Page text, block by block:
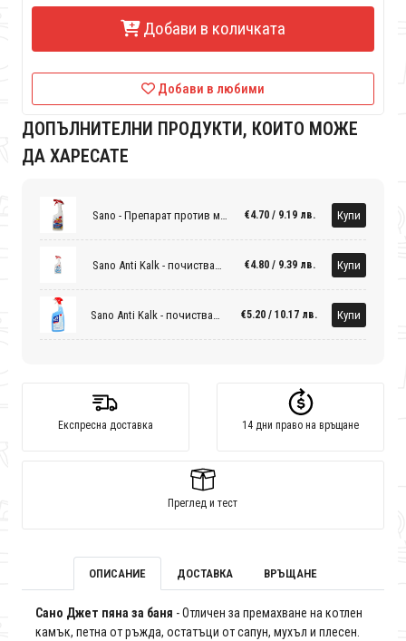
Добави в количката
Добави в любими
ДОПЪЛНИТЕЛНИ ПРОДУКТИ, КОИТО МОЖЕ
ДА ХАРЕСАТЕ
€4.70 / 9.19 лв. Купи
€4.80 / 9.39 лв. Купи
€5.20 / 10.17 лв. Купи
Експресна доставка 14 дни право на връщане
Преглед и тест
ОПИСАНИЕ ДОСТАВКА ВРЪЩАНЕ
Сано Джет пяна за баня - Отличен за премахване на котлен
камък, петна от ръжда, остатъци от сапун, мухъл и плесен.